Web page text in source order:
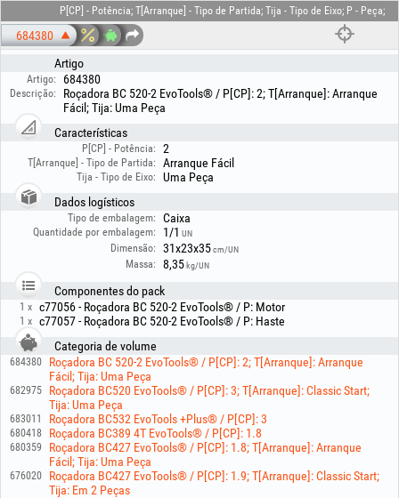
-Mistura de combustível: 40 ml de óleo 2T / 1 L de gasolina
-Diâmetro máximo de corte: 440 mm (cabeçote com fio) / 255 mm (disco)
-Diâmetro de fixação do disco: 25,4 mm
-Nível de ruído: 107 dB(A)
Acessórios incluídos:
-Disco metálico com 3 dentes
-Cabeçote de corte com fio
-Arnês de suporte
-Jogo de ferramentas
-Recipiente para preparação da mistura de combustível
A roçadora BC 520-2 EvoTools® é a escolha ideal para utilizadores que
procuram um equipamento fiável, potente e fácil de utilizar, capaz de lidar
tanto com trabalhos de manutenção como com vegetação mais difícil.
P[CP] - Potência; T[Arranque] - Tipo de Partida; Tija - Tipo de Eixo; P - Peça;
684380
Artigo
Artigo: 684380
Descrição:
Roçadora BC 520-2 EvoTools® / P[CP]: 2; T[Arranque]: Arranque
Fácil; Tija: Uma Peça
Características
P[CP] - Potência: 2
T[Arranque] - Tipo de Partida: Arranque Fácil
Tija - Tipo de Eixo:
Uma Peça
Dados logísticos
Tipo de embalagem: Caixa
Quantidade por embalagem: 1/1 UN
Dimensão: 31x23x35cm/UN
Massa: 8,35 kg/UN
Componentes do pack
1 x c77056 - Roçadora BC 520-2 EvoTools® / P: Motor
1 x c77057 - Roçadora BC 520-2 EvoTools® / P: Haste
Categoria de volume
684380
Roçadora BC 520-2 EvoTools® / P[CP]: 2; T[Arranque]: Arranque
Fácil; Tija: Uma Peça
682975
Roçadora BC520 EvoTools® / P[CP]: 3; T[Arranque]: Classic Start;
Tija: Uma Peça
683011 Roçadora BC532 EvoTools +Plus® / P[CP]: 3
680418 Roçadora BC389 4T EvoTools® / P[CP]: 1.8
680359
Roçadora BC427 EvoTools® / P[CP]: 1.8; T[Arranque]: Arranque
Fácil; Tija: Uma Peça
676020
Roçadora BC427 EvoTools® / P[CP]: 1.9; T[Arranque]: Classic Start;
Tija: Em 2 Peças